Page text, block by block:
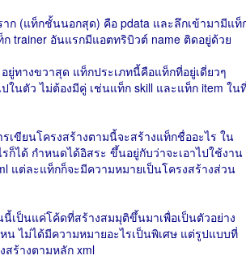
ก (แท็กชั้นนอกสุด) คือ pdata และลึกเข้ามามีแท็
trainer อันแรกมีแอตทริบิวต์ name ติดอยู่ด้วย
ยู่ทางขวาสุด แท็กประเภทนี้คือแท็กที่อยู่เดี่ยวๆ
ในตัว ไม่ต้องมีคู่ เช่นแท็ก skill และแท็ก item ใน
เขียนโครงสร้างตามนี้จะสร้างแท็กชื่ออะไร ใน
ก็ได้ กำหนดได้อิสระ ขึ้นอยู่กับว่าจะเอาไปใช้งาน
แต่ละแท็กก็จะมีความหมายเป็นโครงสร้างส่วน
เป็นแค่โค้ดที่สร้างสมมุติขึ้นมาเพื่อเป็นตัวอย่าง
น ไม่ได้มีความหมายอะไรเป็นพิเศษ แต่รูปแบบที่
ร้างตามหลัก xml